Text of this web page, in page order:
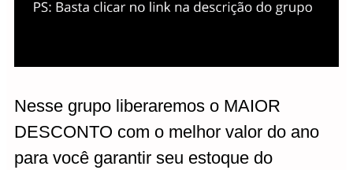
Nesse grupo liberaremos o MAIOR
DESCONTO com o melhor valor do ano
para você garantir seu estoque do